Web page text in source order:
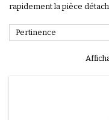
rapidement la pièce
Pertinence